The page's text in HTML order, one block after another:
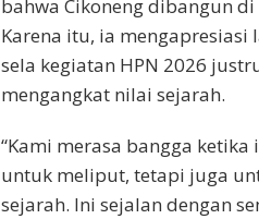
bahwa Cikoneng dibangun
Karena itu, ia mengapresiasi
sela kegiatan HPN 2026
mengangkat nilai sejarah.
“Kami merasa bangga
untuk meliput, tetapi juga
sejarah. Ini sejalan dengan